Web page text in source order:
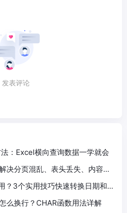
发表评论
：Excel横向查询数据一学就会
决分页混乱、表头丢失、内容截
？3个实用技巧快速转换日期和数
么换行？CHAR函数用法详解